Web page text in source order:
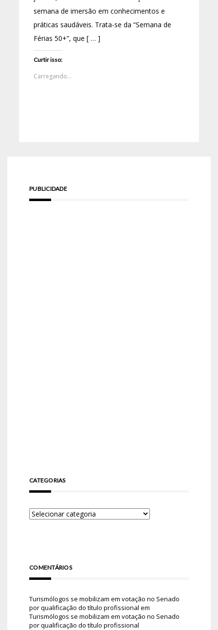
semana de imersão em conhecimentos e
práticas saudáveis. Trata-se da “Semana de
Férias 50+”, que [ … ]
Curtir isso:
Carregando...
PUBLICIDADE
CATEGORIAS
COMENTÁRIOS
Turismólogos se mobilizam em votação no Senado
por qualificação do título profissional em
Turismólogos se mobilizam em votação no Senado
por qualificação do título profissional